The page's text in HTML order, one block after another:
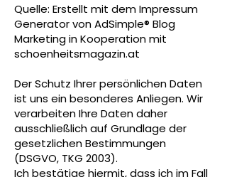
Quelle: Erstellt mit dem Impressum
Generator vonAdSimple® Blog
Marketingin Kooperation mit
schoenheitsmagazin.at
Der Schutz Ihrer persönlichen Daten
ist uns ein besonderes Anliegen. Wir
verarbeiten Ihre Daten daher
ausschließlich auf Grundlage der
gesetzlichen Bestimmungen
(DSGVO, TKG 2003).
Ich bestätige hiermit, dass ich im Fall